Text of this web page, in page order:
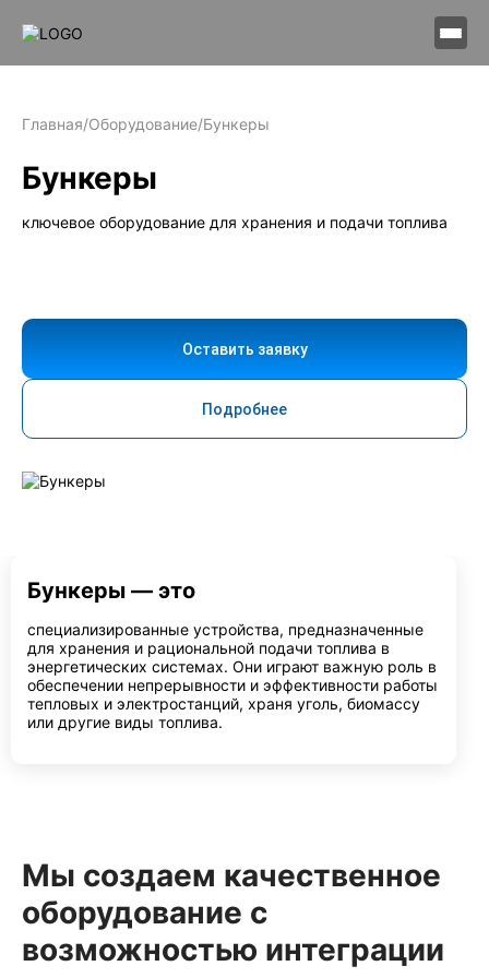
Главная/Оборудование/Бункеры
Бункеры
ключевое оборудование для хранения и подачи топлива
Оставить заявку
Подробнее
Бункеры — это
специализированные устройства, предназначенные
для хранения и рациональной подачи топлива в
энергетических системах. Они играют важную роль в
обеспечении непрерывности и эффективности работы
тепловых и электростанций, храня уголь, биомассу
или другие виды топлива.
Мы создаем качественное
оборудование с
возможностью интеграции